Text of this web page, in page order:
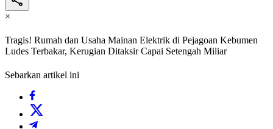
×
Tragis! Rumah dan Usaha Mainan Elektrik di Pejagoan Kebumen
Ludes Terbakar, Kerugian Ditaksir Capai Setengah Miliar
Sebarkan artikel ini